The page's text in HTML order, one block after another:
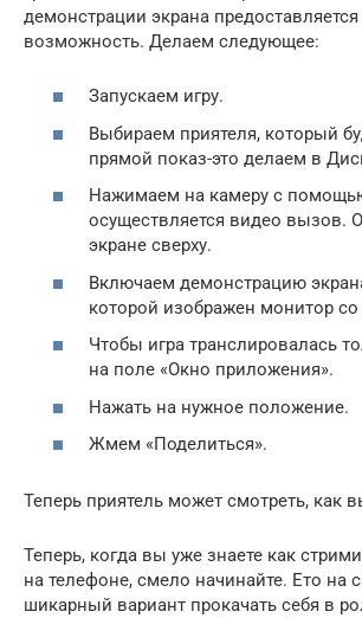
демонстрации экрана предоставляется
возможность. Делаем следующее:
Запускаем игру.
Выбираем приятеля, который
прямой показ-это делаем в
Нажимаем на камеру с
осуществляется видео вызов.
экране сверху.
Включаем демонстрацию
которой изображен монитор со
Чтобы игра транслировалась
на поле «Окно приложения».
Нажать на нужное положение.
Жмем «Поделиться».
Теперь приятель может смотреть, как
Теперь, когда вы уже знаете как
на телефоне, смело начинайте. Ето на
шикарный вариант прокачать себя в